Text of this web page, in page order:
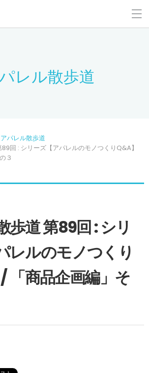
レル散歩道
アパレル散歩道
回 : シリーズ【アパレルのモノつくりQ&A】
３
歩道 第89回 : シリ
レルのモノつくり
商品企画編」そ